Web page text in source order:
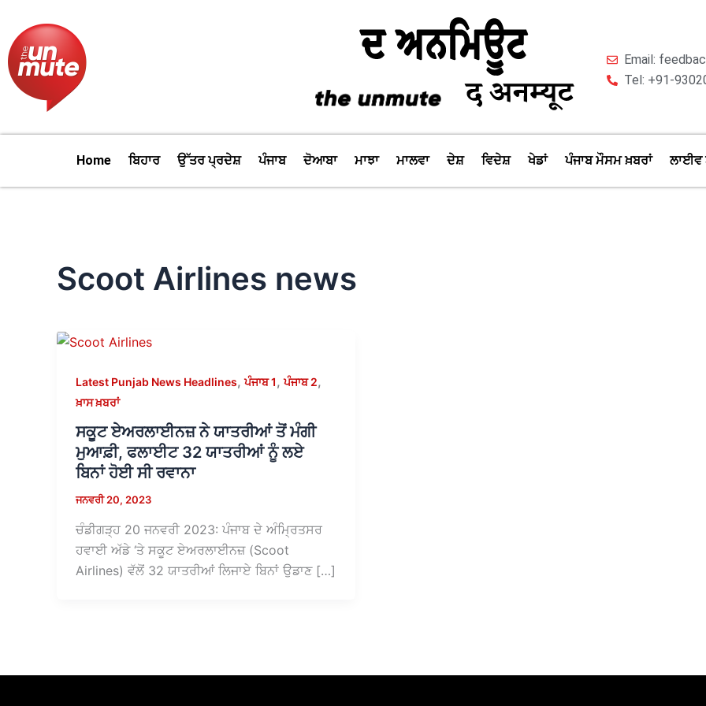
content
Email:
Tel: +91-
Home ਬਿਹਾਰ ਉੱਤਰ ਪ੍ਰਦੇਸ਼ ਪੰਜਾਬ ਦੋਆਬਾ ਮਾਝਾ ਮਾਲਵਾ ਦੇਸ਼ ਵਿਦੇਸ਼ ਖੇਡਾਂ ਪੰਜਾਬ ਮੌਸਮ ਖ਼ਬਰਾਂ ਲਾਈਵ
Scoot Airlines news
Latest Punjab News Headlines,ਪੰਜਾਬ 1,ਪੰਜਾਬ 2,
ਖ਼ਾਸ ਖ਼ਬਰਾਂ
ਸਕੂਟ ਏਅਰਲਾਈਨਜ਼ ਨੇ ਯਾਤਰੀਆਂ ਤੋਂ ਮੰਗੀ
ਮੁਆਫ਼ੀ, ਫਲਾਈਟ 32 ਯਾਤਰੀਆਂ ਨੂੰ ਲਏ
ਬਿਨਾਂ ਹੋਈ ਸੀ ਰਵਾਨਾ
ਜਨਵਰੀ 20, 2023
ਚੰਡੀਗੜ੍ਹ 20 ਜਨਵਰੀ 2023: ਪੰਜਾਬ ਦੇ ਅੰਮ੍ਰਿਤਸਰ
ਹਵਾਈ ਅੱਡੇ ‘ਤੇ ਸਕੂਟ ਏਅਰਲਾਈਨਜ਼ (Scoot
Airlines) ਵੱਲੋਂ 32 ਯਾਤਰੀਆਂ ਲਿਜਾਏ ਬਿਨਾਂ ਉਡਾਣ […]